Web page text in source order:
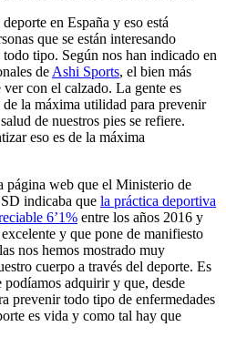
en España y eso está
que se están interesando
tipo. Según nos han indicado en
de Ashi Sports, el bien más
con el calzado. La gente es
la máxima utilidad para prevenir
de nuestros pies se refiere.
eso es de la máxima
página web que el Ministerio de
indicaba que la práctica deportiva
6’1% entre los años 2016 y
y que pone de manifiesto
nos hemos mostrado muy
cuerpo a través del deporte. Es
adquirir y que, desde
prevenir todo tipo de enfermedades
es vida y como tal hay que